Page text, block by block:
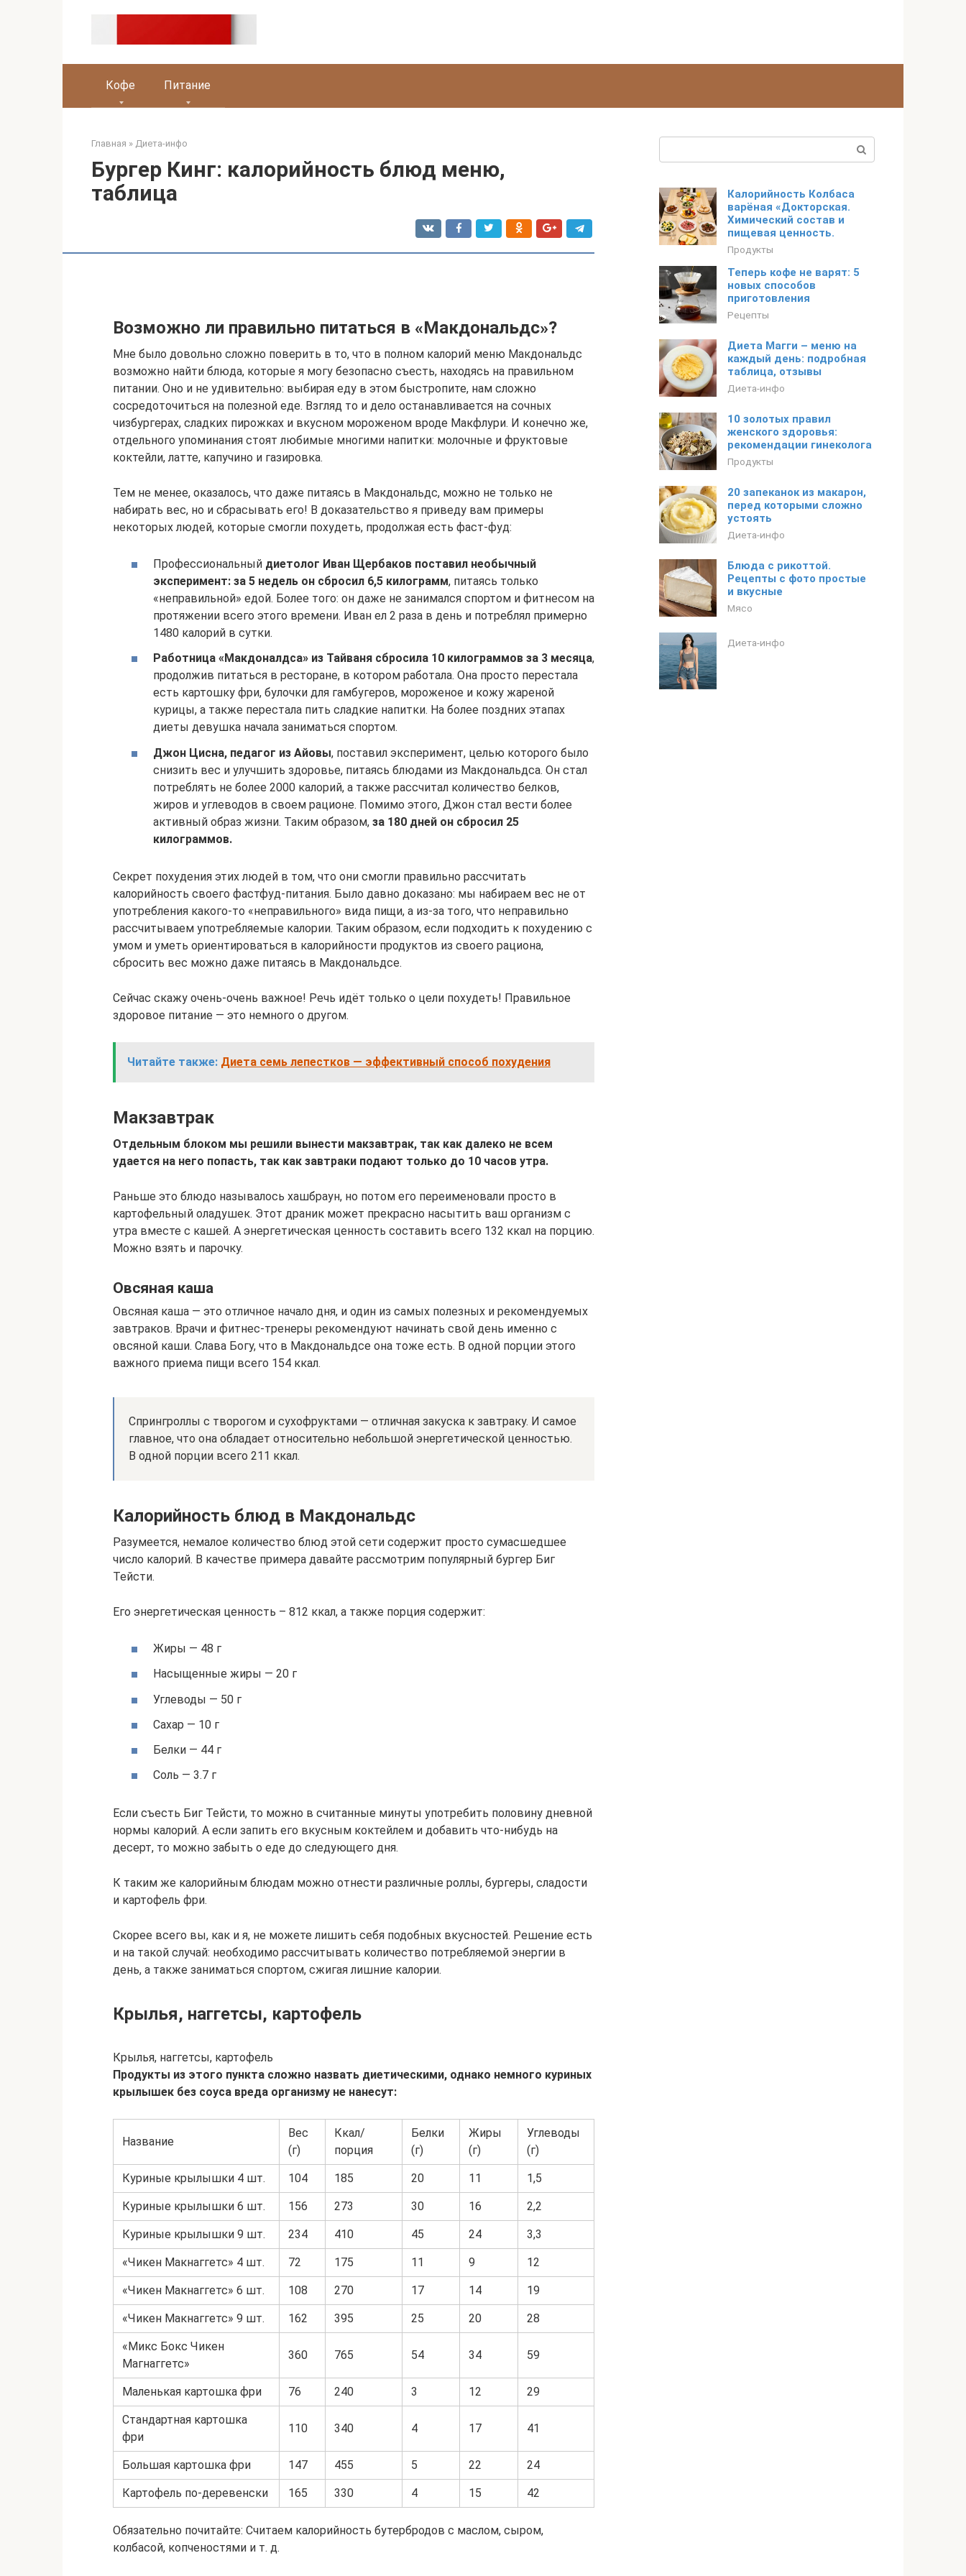
Кофе Питание
Главная » Диета-инфо
Бургер Кинг: калорийность блюд меню,
таблица
Возможно ли правильно питаться в «Макдональдс»?
Мне было довольно сложно поверить в то, что в полном калорий меню Макдональдс
возможно найти блюда, которые я могу безопасно съесть, находясь на правильном
питании. Оно и не удивительно: выбирая еду в этом быстропите, нам сложно
сосредоточиться на полезной еде. Взгляд то и дело останавливается на сочных
чизбургерах, сладких пирожках и вкусном мороженом вроде Макфлури. И конечно же,
отдельного упоминания стоят любимые многими напитки: молочные и фруктовые
коктейли, латте, капучино и газировка.
Тем не менее, оказалось, что даже питаясь в Макдональдс, можно не только не
набирать вес, но и сбрасывать его! В доказательство я приведу вам примеры
некоторых людей, которые смогли похудеть, продолжая есть фаст-фуд:
Профессиональный диетолог Иван Щербаков поставил необычный
эксперимент: за 5 недель он сбросил 6,5 килограмм, питаясь только
«неправильной» едой. Более того: он даже не занимался спортом и фитнесом на
протяжении всего этого времени. Иван ел 2 раза в день и потреблял примерно
1480 калорий в сутки.
Работница «Макдоналдса» из Тайваня сбросила 10 килограммов за 3 месяца,
продолжив питаться в ресторане, в котором работала. Она просто перестала
есть картошку фри, булочки для гамбугеров, мороженое и кожу жареной
курицы, а также перестала пить сладкие напитки. На более поздних этапах
диеты девушка начала заниматься спортом.
Джон Цисна, педагог из Айовы, поставил эксперимент, целью которого было
снизить вес и улучшить здоровье, питаясь блюдами из Макдональдса. Он стал
потреблять не более 2000 калорий, а также рассчитал количество белков,
жиров и углеводов в своем рационе. Помимо этого, Джон стал вести более
активный образ жизни. Таким образом, за 180 дней он сбросил 25
килограммов.
Секрет похудения этих людей в том, что они смогли правильно рассчитать
калорийность своего фастфуд-питания. Было давно доказано: мы набираем вес не от
употребления какого-то «неправильного» вида пищи, а из-за того, что неправильно
рассчитываем употребляемые калории. Таким образом, если подходить к похудению с
умом и уметь ориентироваться в калорийности продуктов из своего рациона,
сбросить вес можно даже питаясь в Макдональдсе.
Сейчас скажу очень-очень важное! Речь идёт только о цели похудеть! Правильное
здоровое питание — это немного о другом.
Читайте также: Диета семь лепестков — эффективный способ похудения
Макзавтрак
Отдельным блоком мы решили вынести макзавтрак, так как далеко не всем
удается на него попасть, так как завтраки подают только до 10 часов утра.
Раньше это блюдо называлось хашбраун, но потом его переименовали просто в
картофельный оладушек. Этот драник может прекрасно насытить ваш организм с
утра вместе с кашей. А энергетическая ценность составить всего 132 ккал на порцию.
Можно взять и парочку.
Овсяная каша
Овсяная каша — это отличное начало дня, и один из самых полезных и рекомендуемых
завтраков. Врачи и фитнес-тренеры рекомендуют начинать свой день именно с
овсяной каши. Слава Богу, что в Макдональдсе она тоже есть. В одной порции этого
важного приема пищи всего 154 ккал.
Спрингроллы с творогом и сухофруктами — отличная закуска к завтраку. И самое
главное, что она обладает относительно небольшой энергетической ценностью.
В одной порции всего 211 ккал.
Калорийность блюд в Макдональдс
Разумеется, немалое количество блюд этой сети содержит просто сумасшедшее
число калорий. В качестве примера давайте рассмотрим популярный бургер Биг
Тейсти.
Его энергетическая ценность – 812 ккал, а также порция содержит:
Жиры — 48 г
Насыщенные жиры — 20 г
Углеводы — 50 г
Сахар — 10 г
Белки — 44 г
Соль — 3.7 г
Если съесть Биг Тейсти, то можно в считанные минуты употребить половину дневной
нормы калорий. А если запить его вкусным коктейлем и добавить что-нибудь на
десерт, то можно забыть о еде до следующего дня.
К таким же калорийным блюдам можно отнести различные роллы, бургеры, сладости
и картофель фри.
Скорее всего вы, как и я, не можете лишить себя подобных вкусностей. Решение есть
и на такой случай: необходимо рассчитывать количество потребляемой энергии в
день, а также заниматься спортом, сжигая лишние калории.
Крылья, наггетсы, картофель
Крылья, наггетсы, картофель
Продукты из этого пункта сложно назвать диетическими, однако немного куриных
крылышек без соуса вреда организму не нанесут:
Название
Вес
(г)
Ккал/
порция
Белки
(г)
Жиры
(г)
Углеводы
(г)
Куриные крылышки 4 шт. 104 185 20 11 1,5
Куриные крылышки 6 шт. 156 273 30 16 2,2
Куриные крылышки 9 шт. 234 410 45 24 3,3
«Чикен Макнаггетс» 4 шт. 72 175 11 9 12
«Чикен Макнаггетс» 6 шт. 108 270 17 14 19
«Чикен Макнаггетс» 9 шт. 162 395 25 20 28
«Микс Бокс Чикен
Магнаггетс»
360 765 54 34 59
Маленькая картошка фри 76 240 3 12 29
Стандартная картошка
фри
110 340 4 17 41
Большая картошка фри 147 455 5 22 24
Картофель по-деревенски 165 330 4 15 42
Обязательно почитайте: Считаем калорийность бутербродов с маслом, сыром,
колбасой, копченостями и т. д.
Калорийность Колбаса
варёная «Докторская.
Химический состав и
пищевая ценность.
Продукты
Теперь кофе не варят: 5
новых способов
приготовления
Рецепты
Диета Магги – меню на
каждый день: подробная
таблица, отзывы
Диета-инфо
10 золотых правил
женского здоровья:
рекомендации гинеколога
Продукты
20 запеканок из макарон,
перед которыми сложно
устоять
Диета-инфо
Блюда с рикоттой.
Рецепты с фото простые
и вкусные
Мясо
Диета-инфо